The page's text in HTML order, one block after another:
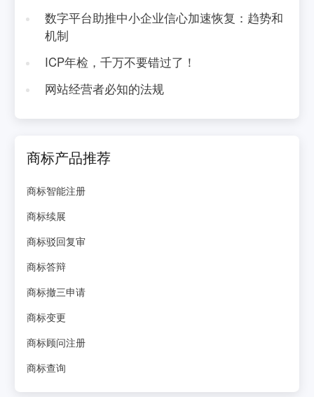
数字平台助推中小企业信心加速恢复：趋势和
机制
ICP年检，千万不要错过了！
网站经营者必知的法规
商标产品推荐
商标智能注册
商标续展
商标驳回复审
商标答辩
商标撤三申请
商标变更
商标顾问注册
商标查询